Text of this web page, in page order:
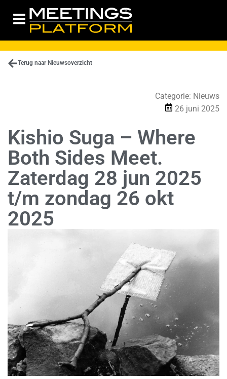
Terug naar Nieuwsoverzicht
Categorie: Nieuws
26 juni 2025
Kishio Suga – Where
Both Sides Meet.
Zaterdag 28 jun 2025
t/m zondag 26 okt
2025